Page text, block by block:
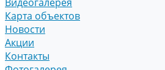
Карта объектов
Новости
Акции
Контакты